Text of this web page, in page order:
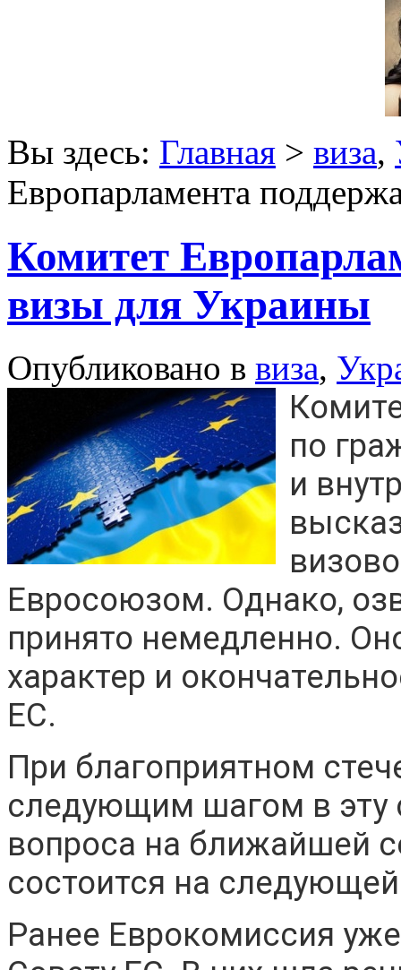
Вы здесь: Главная > виза,
Европарламента
Комитет
визы для Украины
Опубликовано в виза,
по
и
Евросоюзом. Однако,
принято немедленно.
характер и
ЕС.
При благоприятном
следующим шагом в эту
вопроса на ближайшей
состоится на
Ранее Еврокомиссия